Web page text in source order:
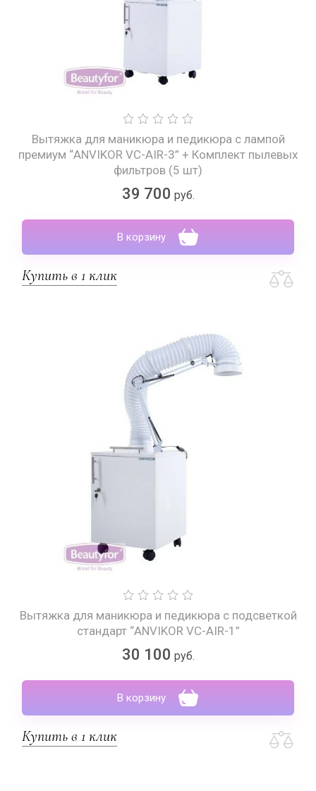
Вытяжка для маникюра и педикюра с лампой
премиум “ANVIKOR VC-AIR-3” + Комплект пылевых
фильтров (5 шт)
39 700 руб.
В корзину
Купить в 1 клик
Вытяжка для маникюра и педикюра с подсветкой
стандарт “ANVIKOR VC-AIR-1”
30 100 руб.
В корзину
Купить в 1 клик